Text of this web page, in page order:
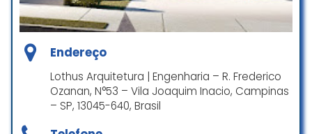
Silvana Leão
☆ 5/5
Empresa séria que cumpre com
suas obrigações sempre
atendendo bem e sem falar no
preço justo…. Marcelo Campidelli
Endereço
Lothus Arquitetura | Engenharia – R. Frederico
Ozanan, N°53 – Vila Joaquim Inacio, Campinas
– SP, 13045-640, Brasil